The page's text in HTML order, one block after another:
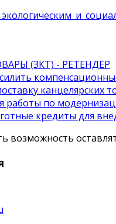
(ЗКТ) - РЕТЕНДЕР
канцелярских
работы по
кредиты для
возможность